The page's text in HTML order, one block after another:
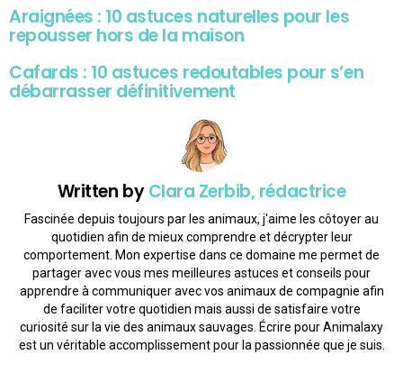
Araignées : 10 astuces naturelles pour les
repousser hors de la maison
Cafards : 10 astuces redoutables pour s’en
débarrasser définitivement
Written byClara Zerbib, rédactrice
Fascinée depuis toujours par les animaux, j'aime les côtoyer au
quotidien afin de mieux comprendre et décrypter leur
comportement. Mon expertise dans ce domaine me permet de
partager avec vous mes meilleures astuces et conseils pour
apprendre à communiquer avec vos animaux de compagnie afin
de faciliter votre quotidien mais aussi de satisfaire votre
curiosité sur la vie des animaux sauvages. Écrire pour Animalaxy
est un véritable accomplissement pour la passionnée que je suis.